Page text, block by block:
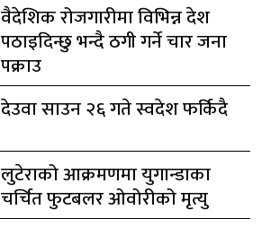
वैदेशिक रोजगारीमा विभिन्न देश
पठाइदिन्छु भन्दै ठगी गर्ने चार जना
पक्राउ
देउवा साउन २६ गते स्वदेश फर्किदै
लुटेराको आक्रमणमा युगान्डाका
चर्चित फुटबलर ओवोरीको मृत्यु